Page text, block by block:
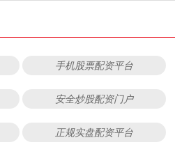
手机股票配资平台
安全炒股配资门户
正规实盘配资平台